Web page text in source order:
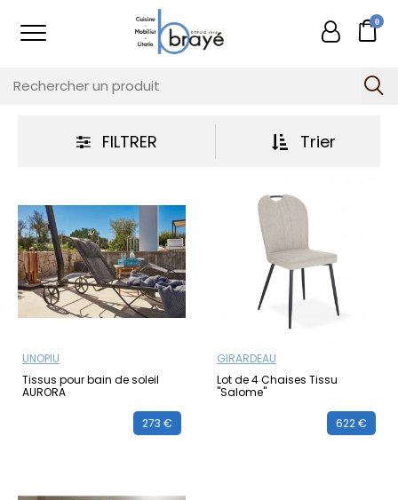
0
FILTRER Trier
UNOPIU
Tissus pour bain de soleil
AURORA
273 €
GIRARDEAU
Lot de 4 Chaises Tissu
"Salome"
622 €